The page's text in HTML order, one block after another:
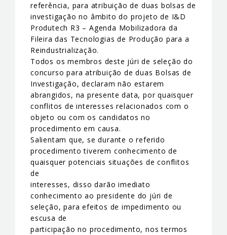
referência, para atribuição de duas bolsas de
investigação no âmbito do projeto de I&D
Produtech R3 – Agenda Mobilizadora da
Fileira das Tecnologias de Produção para a
Reindustrialização.
Todos os membros deste júri de seleção do
concurso para atribuição de duas Bolsas de
Investigação, declaram não estarem
abrangidos, na presente data, por quaisquer
conflitos de interesses relacionados com o
objeto ou com os candidatos no
procedimento em causa.
Salientam que, se durante o referido
procedimento tiverem conhecimento de
quaisquer potenciais situações de conflitos
de
interesses, disso darão imediato
conhecimento ao presidente do júri de
seleção, para efeitos de impedimento ou
escusa de
participação no procedimento, nos termos